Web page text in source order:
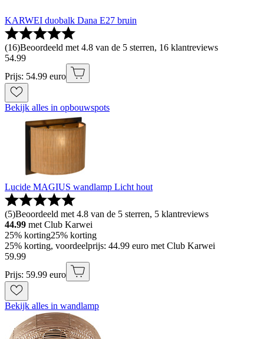
KARWEI duobalk Dana E27 bruin
(16)Beoordeeld met 4.8 van de 5 sterren, 16 klantreviews
54.99
Prijs: 54.99 euro
Bekijk alles in opbouwspots
Lucide MAGIUS wandlamp Licht hout
(5)Beoordeeld met 4.8 van de 5 sterren, 5 klantreviews
44.99 met Club Karwei
25% korting25% korting
25% korting, voordeelprijs: 44.99 euro met Club Karwei
59.99
Prijs: 59.99 euro
Bekijk alles in wandlamp